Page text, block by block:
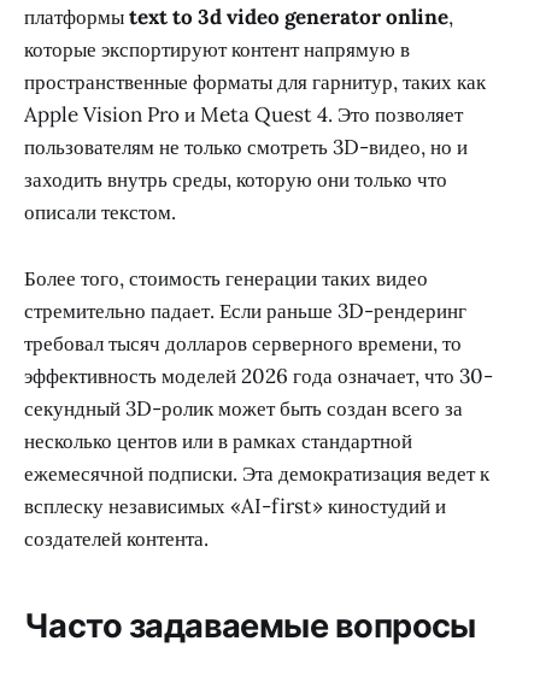
платформыtext to 3d video generator online,
которые экспортируют контент напрямую в
пространственные форматы для гарнитур, таких как
Apple Vision Pro и Meta Quest 4. Это позволяет
пользователям не только смотреть 3D-видео, но и
заходить внутрь среды, которую они только что
описали текстом.
Более того, стоимость генерации таких видео
стремительно падает. Если раньше 3D-рендеринг
требовал тысяч долларов серверного времени, то
эффективность моделей 2026 года означает, что 30-
секундный 3D-ролик может быть создан всего за
несколько центов или в рамках стандартной
ежемесячной подписки. Эта демократизация ведет к
всплеску независимых «AI-first» киностудий и
создателей контента.
Часто задаваемые вопросы